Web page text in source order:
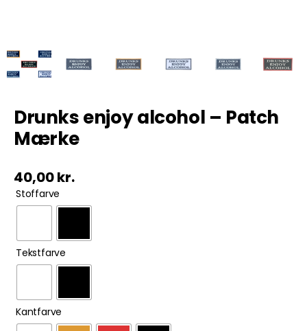
ØL & Spiritus
Tøj & Andre Varer
Rodkasse/Tilbud
Drunks enjoy alcohol – Patch
Mærke
40,00kr.
Stoffarve
Tekstfarve
Kantfarve